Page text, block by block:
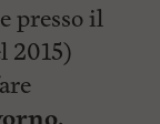
presso il
2015)